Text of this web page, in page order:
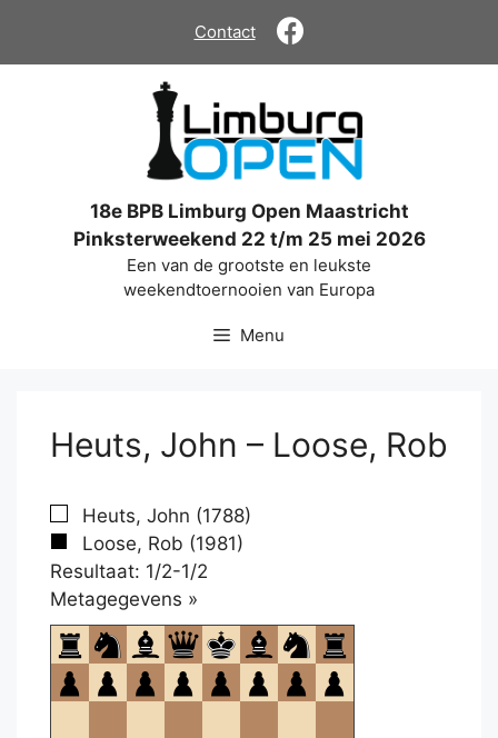
de
Contact
18e BPB Limburg Open Maastricht
Pinksterweekend 22 t/m 25 mei 2026
Een van de grootste en leukste
weekendtoernooien van Europa
Menu
Heuts, John – Loose, Rob
Heuts, John (1788)
Loose, Rob (1981)
Resultaat: 1/2-1/2
Metagegevens »
om
te
openen.